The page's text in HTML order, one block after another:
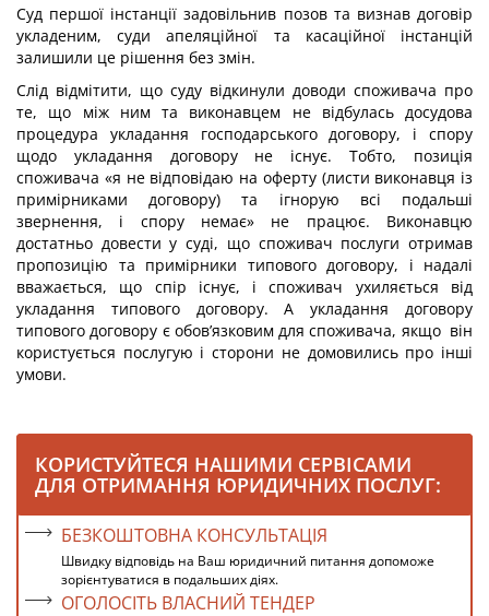
Суд першої інстанції задовільнив позов та визнав договір
укладеним, суди апеляційної та касаційної інстанцій
залишили це рішення без змін.
Слід відмітити, що суду відкинули доводи споживача про
те, що між ним та виконавцем не відбулась досудова
процедура укладання господарського договору, і спору
щодо укладання договору не існує. Тобто, позиція
споживача «я не відповідаю на оферту (листи виконавця із
примірниками договору) та ігнорую всі подальші
звернення, і спору немає» не працює. Виконавцю
достатньо довести у суді, що споживач послуги отримав
пропозицію та примірники типового договору, і надалі
вважається, що спір існує, і споживач ухиляється від
укладання типового договору. А укладання договору
типового договору є обов’язковим для споживача, якщо він
користується послугую і сторони не домовились про інші
умови.
КОРИСТУЙТЕСЯ НАШИМИ СЕРВІСАМИ
ДЛЯ ОТРИМАННЯ ЮРИДИЧНИХ ПОСЛУГ:
БЕЗКОШТОВНА КОНСУЛЬТАЦІЯ
Швидку відповідь на Ваш юридичний питання допоможе
зорієнтуватися в подальших діях.
ОГОЛОСІТЬ ВЛАСНИЙ ТЕНДЕР